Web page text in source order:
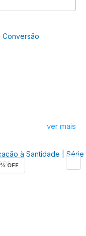
ver mais
% OFF